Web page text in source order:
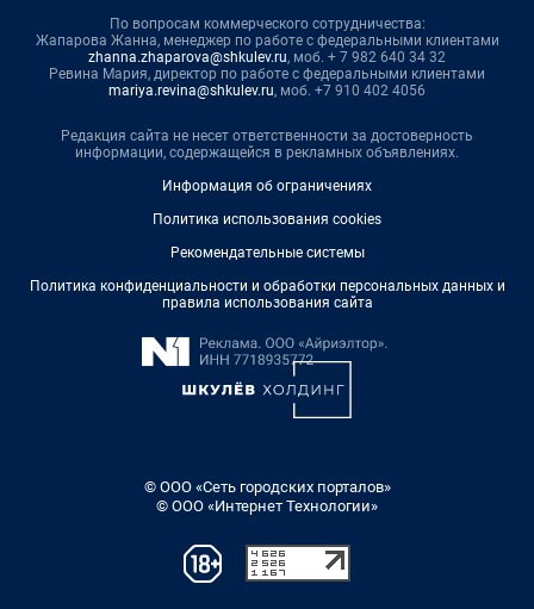
По вопросам коммерческого сотрудничества:
Жапарова Жанна, менеджер по работе с федеральными клиентами
zhanna.zhaparova@shkulev.ru, моб. + 7 982 640 34 32
Ревина Мария, директор по работе с федеральными клиентами
mariya.revina@shkulev.ru, моб. +7 910 402 4056
Редакция сайта не несет ответственности за достоверность
информации, содержащейся в рекламных объявлениях.
Информация об ограничениях
Политика использования cookies
Рекомендательные системы
Политика конфиденциальности и обработки персональных данных и
правила использования сайта
© ООО «Сеть городских порталов»
© ООО «Интернет Технологии»